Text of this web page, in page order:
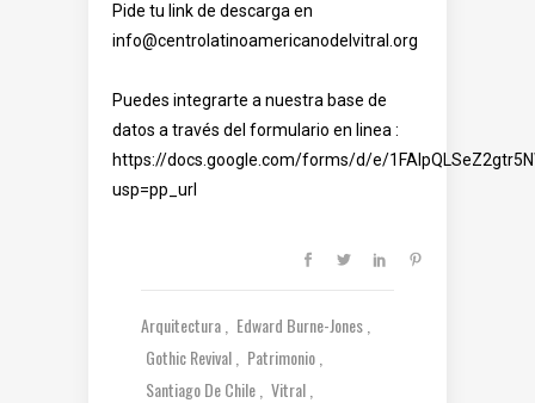
Pide tu link de descarga en
info@centrolatinoamericanodelvitral.org
Puedes integrarte a nuestra base de
datos a través del formulario en linea :
https://docs.google.com/forms/d/e/
usp=pp_url
Arquitectura
Edward Burne-Jones
Gothic Revival
Patrimonio
Santiago De Chile
Vitral